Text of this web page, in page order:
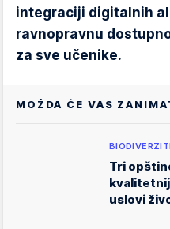
integraciji digitalnih
ravnopravnu
za sve učenike.
MOŽDA ĆE VAS
Tri
uslovi